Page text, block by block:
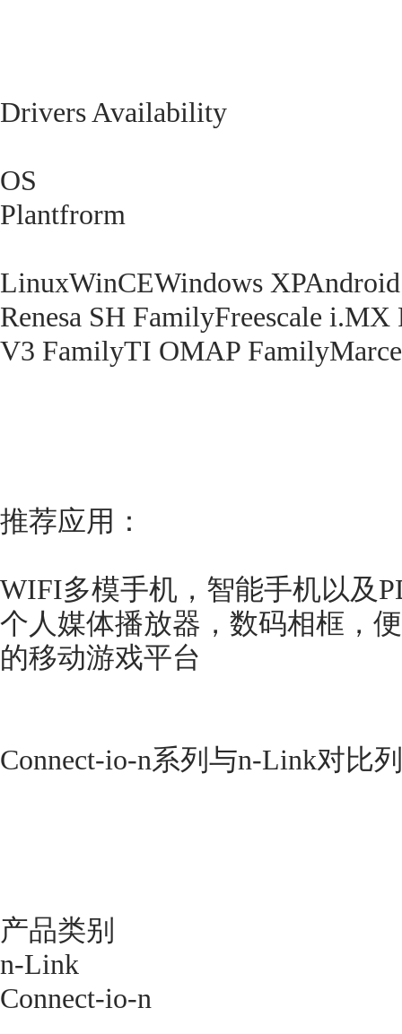
Drivers Availability
OS
Plantfrorm
LinuxWinCEWindows XPAndroid
Renesa SH FamilyFreescale
V3 FamilyTI OMAP
推荐应用：
WIFI多模手机，智能手机以及
个人媒体播放器，数码相框，
的移动游戏平台
Connect-io-n系列与n-Link对比
产品类别
n-Link
Connect-io-n